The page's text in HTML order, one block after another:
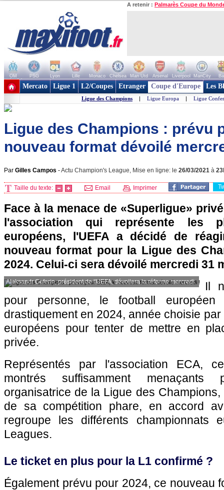
A retenir : Palmarès Coupe du
OM PSG Lyon Lille Monaco Chelsea Man Utd Arsenal Liverpool ManCity
+ de clubs
Mercato Ligue 1 L2/Coupes Etranger Coupe d'Europe Les
Ligue des Champions | Ligue Europa | Ligue
Ligue des Champions : prévu
nouveau format dévoilé
Par Gilles Campos -Actu Champion's League, Mise en ligne: le 26/03/2021 à
Taille du texte: Email Imprimer
Face à la menace de «Superligue»
l'association qui représente les
européens, l'UEFA a décidé de
nouveau format pour la Ligue des
2024. Celui-ci sera dévoilé mercredi 31
Aleksandr Ceferin, président de l'UEFA, dévoilera la réforme mercredi.
Il
pour personne, le football
drastiquement en 2024, année choisie
européens pour tenter de mettre en
privée.
Représentés par l'association ECA,
montrés suffisamment
organisatrice de la Ligue des
de sa compétition phare, en accord
regroupe les différents championnats
Leagues.
Le ticket en plus pour la L1 confirmé ?
Également prévu pour 2024, ce nouveau